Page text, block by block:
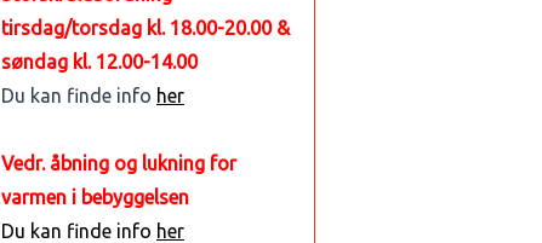
tirsdag/torsdag kl. 18.00-20.00 &
søndag kl. 12.00-14.00
Du kan finde info her
Vedr. åbning og lukning for
varmen i bebyggelsen
Du kan finde info her